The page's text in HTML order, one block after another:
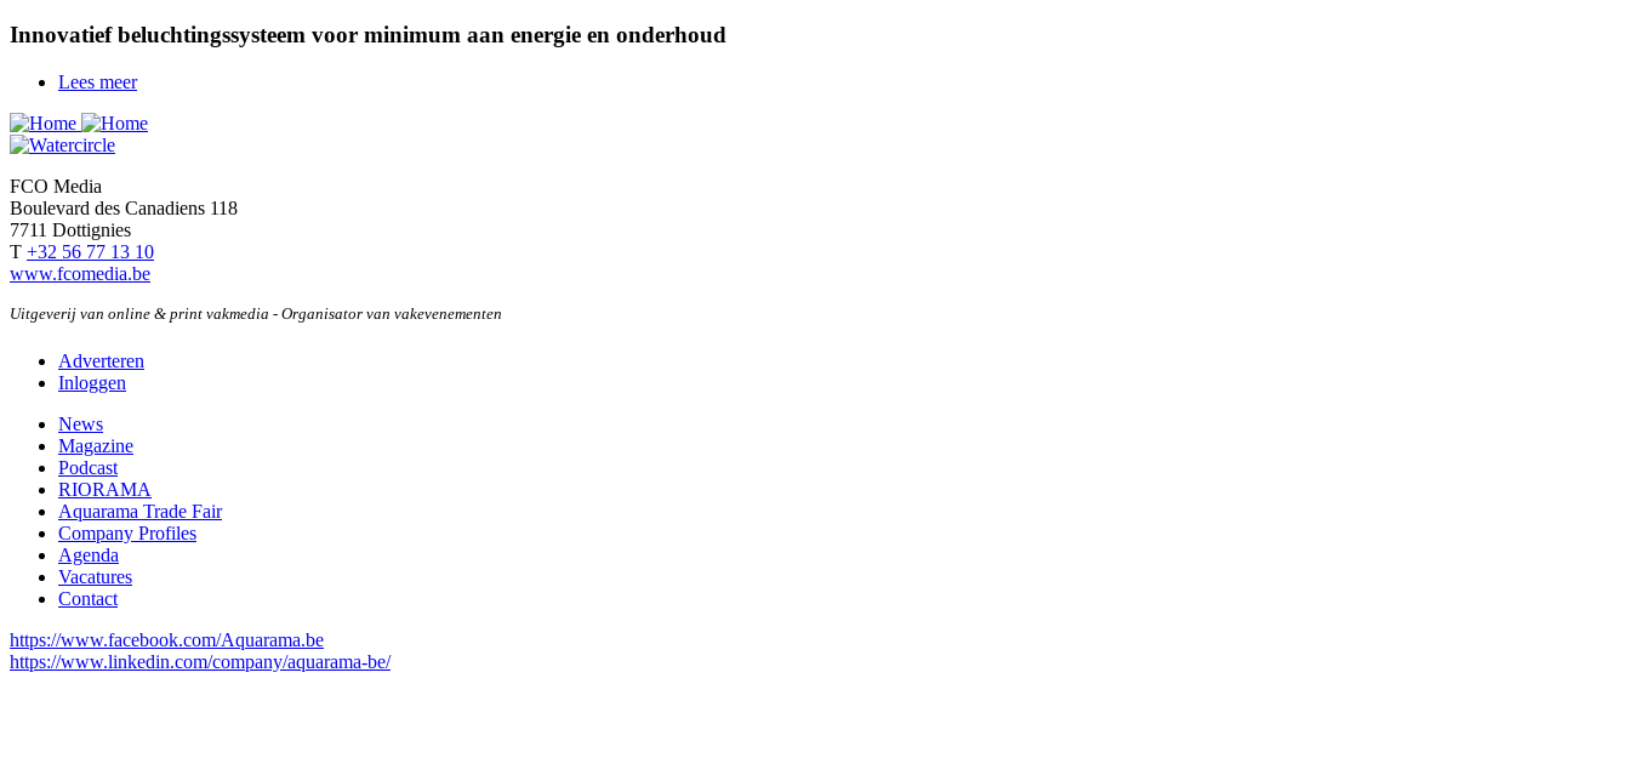
maar
koelstrategie
Innovatief beluchtingssysteem voor minimum aan energie en onderhoud
Lees meerover
beluchtingssysteem
energie
onderhoud
FCO Media
Boulevard des Canadiens 118
7711 Dottignies
T +32 56 77 13 10
www.fcomedia.be
Uitgeverij van online & print vakmedia - Organisator van vakevenementen
User
account
menu
Adverteren
Inloggen
News
Magazine
Podcast
RIORAMA
Aquarama Trade Fair
Company Profiles
Agenda
Vacatures
Contact
https://www.facebook.com/Aquarama.be
https://www.linkedin.com/company/aquarama-be/